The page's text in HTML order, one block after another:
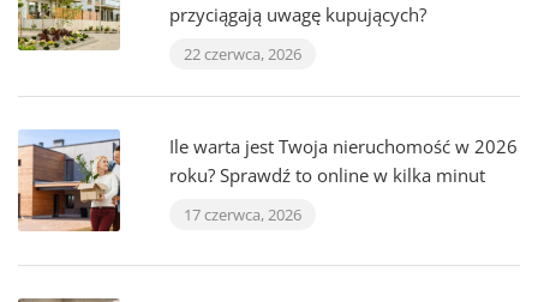
przyciągają uwagę kupujących?
22 czerwca, 2026
Ile warta jest Twoja nieruchomość w 2026
roku? Sprawdź to online w kilka minut
17 czerwca, 2026